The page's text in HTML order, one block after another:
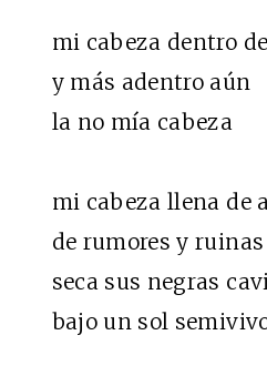
mi cabeza dentro
y más adentro aún
la no mía cabeza
mi cabeza llena de
de rumores y ruinas
seca sus negras
bajo un sol